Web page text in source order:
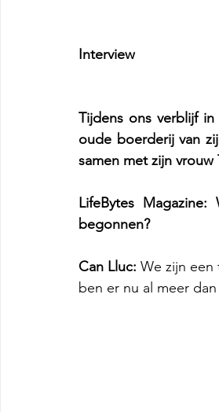
Interview
Tijdens ons verblijf
oude boerderij van
samen met zijn vrouw
LifeBytes Magazine:
begonnen?
Can Lluc: We zijn
ben er nu al meer